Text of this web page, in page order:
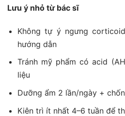
Lưu ý nhỏ từ bác sĩ
Không tự ý ngưng
hướng dẫn
Tránh mỹ phẩm có acid
liệu
Dưỡng ẩm 2 lần/ngày +
Kiên trì ít nhất 4–6 tuần để